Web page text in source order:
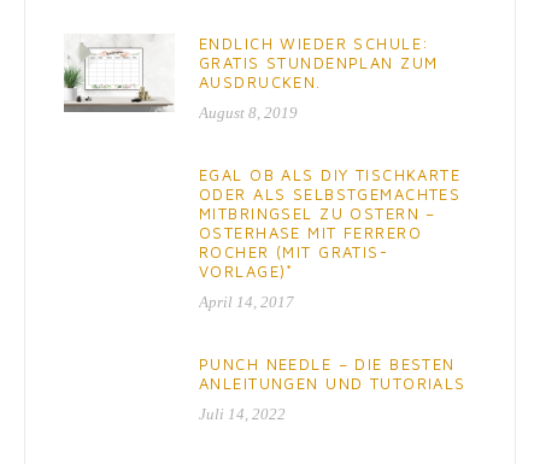
ENDLICH WIEDER SCHULE:
GRATIS STUNDENPLAN ZUM
AUSDRUCKEN.
August 8, 2019
EGAL OB ALS DIY TISCHKARTE
ODER ALS SELBSTGEMACHTES
MITBRINGSEL ZU OSTERN –
OSTERHASE MIT FERRERO
ROCHER (MIT GRATIS-
VORLAGE)*
April 14, 2017
PUNCH NEEDLE – DIE BESTEN
ANLEITUNGEN UND TUTORIALS
Juli 14, 2022